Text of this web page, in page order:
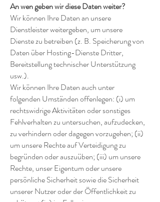
An wen geben wir diese Daten weiter?
Wir können Ihre Daten an unsere
Dienstleister weitergeben, um unsere
Dienste zu betreiben (z. B. Speicherung von
Daten über Hosting-Dienste Dritter,
Bereitstellung technischer Unterstützung
usw.).
Wir können Ihre Daten auch unter
folgenden Umständen offenlegen: (i) um
rechtswidrige Aktivitäten oder sonstiges
Fehlverhalten zu untersuchen, aufzudecken,
zu verhindern oder dagegen vorzugehen; (ii)
um unsere Rechte auf Verteidigung zu
begründen oder auszuüben; (iii) um unsere
Rechte, unser Eigentum oder unsere
persönliche Sicherheit sowie die Sicherheit
unserer Nutzer oder der Öffentlichkeit zu